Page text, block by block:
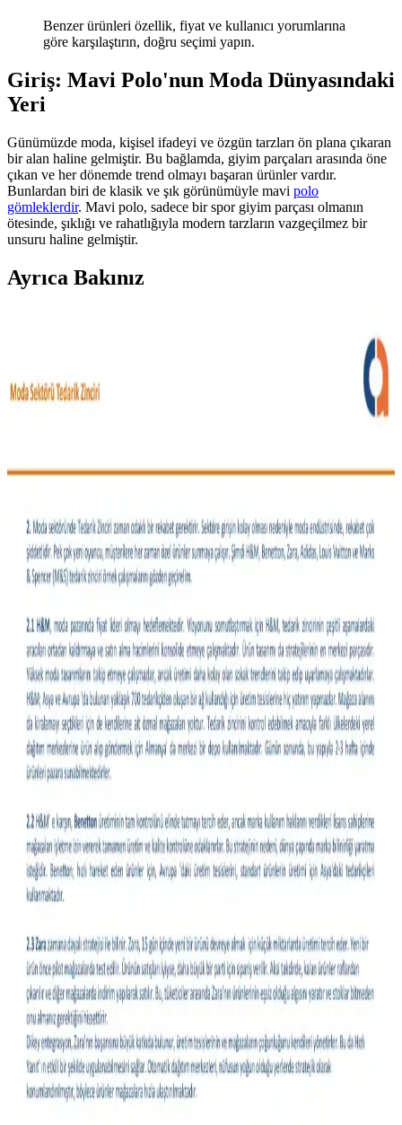
Benzer ürünleri özellik, fiyat ve kullanıcı yorumlarına
göre karşılaştırın, doğru seçimi yapın.
Giriş: Mavi Polo'nun Moda Dünyasındaki
Yeri
Günümüzde moda, kişisel ifadeyi ve özgün tarzları ön plana çıkaran
bir alan haline gelmiştir. Bu bağlamda, giyim parçaları arasında öne
çıkan ve her dönemde trend olmayı başaran ürünler vardır.
Bunlardan biri de klasik ve şık görünümüyle mavi polo
gömleklerdir. Mavi polo, sadece bir spor giyim parçası olmanın
ötesinde, şıklığı ve rahatlığıyla modern tarzların vazgeçilmez bir
unsuru haline gelmiştir.
Ayrıca Bakınız
Moda Arayışında Bulunması Zor Giyim Ürünleri ve
Moda sektöründe beden uyumu, malzeme kalitesi ve tasarım
açısından aranan ancak nadiren bulunan giyim ürünleri tüketiciler
Vücut Tipine ve İhtiyaçlara Göre Günlük Stil ve
Moda seçimleri vücut tipi, bütçe ve yaşam tarzına göre değişir.
Pantolon kesimleri, iş kıyafetleri, özel gün kombinleri ve malzeme
tercihleriyle ilgili detaylı öneriler sunulmaktadır.
Gündelik Kullanım İçin Hafif Ceket Modelleri ve
Stil Önerileri
Gündelik kombinlere uygun hafif ceket modelleri, kumaş çeşitleri ve
stil önerileri detaylıca ele alınıyor. Kullanıcı deneyimleri ve marka
önerileriyle fonksiyonel ve şık seçimler sunuluyor.
Moda ve Stil Soruları: İade Süreçleri, Stil Önerileri
ve Doğal Malzeme Arayışı
Moda ve stil alanında iade süreçleri, özel etkinlik kıyafetleri, doğal
malzeme arayışı ve vücut tipine uygun giyim önerileri detaylı şekilde
Kel Erkekler İçin İş Kıyafetleriyle Uyumlu Şapka
Seçenekleri ve Kullanım İpuçları
Kel erkeklerin iş kıyafetleriyle uyumlu şapka seçimi, mevsim, ortam
ve konfor faktörleri göz önünde bulundurularak yapılmalıdır.
Kıyafetlerde Yazı Kullanımı: Moda, Anlam ve İfade
Aracı Olarak Yazılı Tasarımlar
Kıyafetlerde yazı kullanımı, sadece estetik değil, sosyal ve kişisel
mesajlar taşıyan önemli bir moda unsuru olarak öne çıkıyor.
Tasarımlar, mizah, protesto ve kültürel ifadelerle zenginleşiyor.
Slim Taper ve Geniş Paça Kot Pantolonların Vücut
Tipine ve Stile Göre Seçimi